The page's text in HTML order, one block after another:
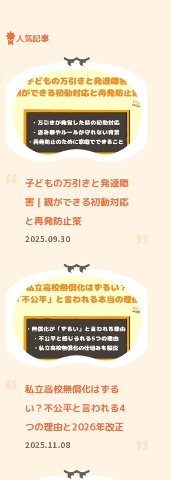
人気記事
子どもの万引きと発達障
害｜親ができる初動対応
と再発防止策
2025.09.30
私立高校無償化はずる
い？不公平と言われる4
つの理由と2026年改正
2025.11.08